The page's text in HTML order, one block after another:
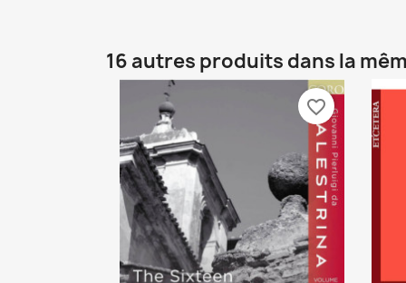
16 autres produits dans la
favorite_border